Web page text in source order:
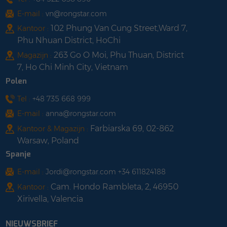
stabiliteit, bestand tegen
weersomstandigheden,
sterke weerstand tegen
installeren;6.Het product
verschillende behoeften.
E-mail : vn@rongstar.com
Kantoor : 102 Phung Van Cung Street,Ward 7,
Phu Nhuan District, HoChi
Magazijn : 263 Go O Moi, Phu Thuan, District
7, Ho Chi Minh City, Vietnam
Polen
Tel : +48 735 668 999
E-mail : anna@rongstar.com
Kantoor & Magazijn : Farbiarska 69, 02-862
Warsaw, Poland
Spanje
E-mail : Jordi@rongstar.com +34 611824188
Kantoor : Cam. Hondo Rambleta, 2, 46950
Xirivella, Valencia
NIEUWSBRIEF